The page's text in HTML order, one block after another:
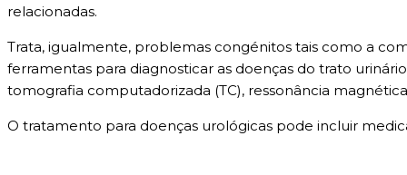
relacionadas.
Trata, igualmente, problemas congénitos tais como a
ferramentas para diagnosticar as doenças do trato
tomografia computadorizada (TC), ressonância
O tratamento para doenças urológicas pode incluir